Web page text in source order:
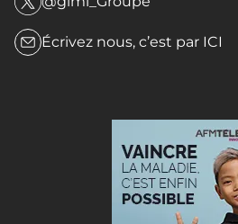
Écrivez nous, c’est par ICI